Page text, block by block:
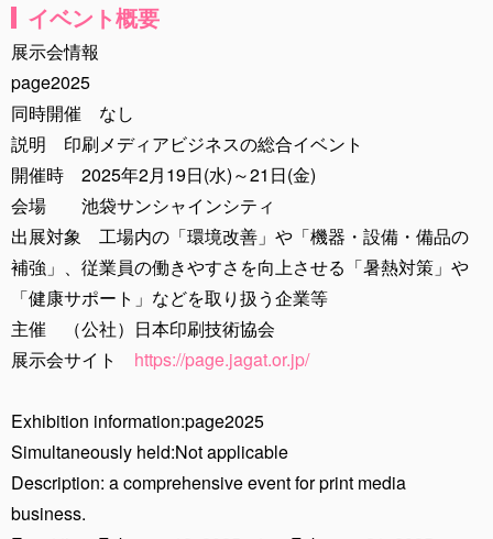
イベント概要
展示会情報
page2025
同時開催 なし
説明 印刷メディアビジネスの総合イベント
開催時 2025年2月19日(水)～21日(金)
会場 池袋サンシャインシティ
出展対象 工場内の「環境改善」や「機器・設備・備品の
補強」、従業員の働きやすさを向上させる「暑熱対策」や
「健康サポート」などを取り扱う企業等
主催 （公社）日本印刷技術協会
展示会サイト https://page.jagat.or.jp/
Exhibition information:page2025
Simultaneously held:Not applicable
Description: a comprehensive event for print media
business.